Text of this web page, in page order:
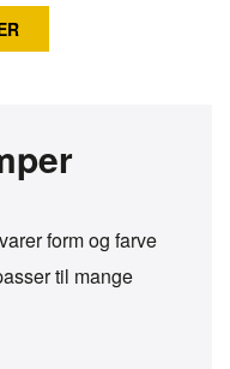
form og farve
til mange